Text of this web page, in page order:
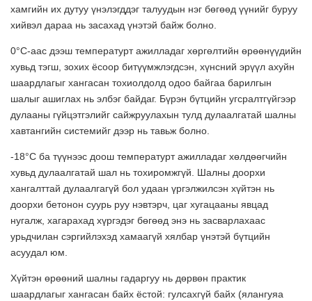
хамгийн их дутуу үнэлэгддэг талуудын нэг бөгөөд үүнийг буруу
хийвэл дараа нь засахад үнэтэй байж болно.
0°C-аас дээш температурт ажилладаг хөргөлтийн өрөөнүүдийн
хувьд тэгш, зохих ёсоор битүүмжлэгдсэн, хүнсний эрүүл ахуйн
шаардлагыг хангасан тохиолдолд одоо байгаа барилгын
шалыг ашиглах нь элбэг байдаг. Бүрэн бүтцийн угсралтгүйгээр
дулааны гүйцэтгэлийг сайжруулахын тулд дулаалгатай шалны
хавтангийн системийг дээр нь тавьж болно.
-18°C ба түүнээс доош температурт ажилладаг хөлдөөгчийн
хувьд дулаалгатай шал нь тохиромжгүй. Шалны доорхи
хангалттай дулаалгагүй бол удаан үргэлжилсэн хүйтэн нь
доорхи бетонон суурь руу нэвтэрч, цаг хугацааны явцад
нугалж, хагарахад хүргэдэг бөгөөд энэ нь засварлахаас
урьдчилан сэргийлэхэд хамаагүй хялбар үнэтэй бүтцийн
асуудал юм.
Хүйтэн өрөөний шалны гадаргуу нь дөрвөн практик
шаардлагыг хангасан байх ёстой: гулсахгүй байх (ялангуяа